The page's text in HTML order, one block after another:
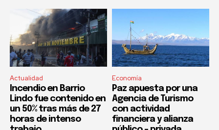
Actualidad
Incendio en Barrio
Lindo fue contenido en
un 50% tras más de 27
horas de intenso
Economía
Paz apuesta por una
Agencia de Turismo
con actividad
financiera y alianza